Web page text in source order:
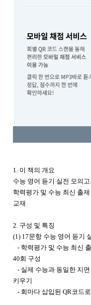
1. 이 책의 개요
수능 영어 듣기 실전 모의
학력평가 및 수능 최신 출
교재
2. 구성 및 특징
(1) 17문항 수능 영어 듣기
- 학력평가 및 수능 최신
40회 구성
- 실제 수능과 동일한 지
키우기
- 회마다 삽입된 QR코드